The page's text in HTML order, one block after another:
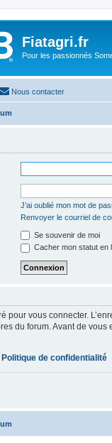
Fiatagri.fr
Pour les passionnés
Nous contacter
J’ai oublié mon mot de
Renvoyer le courriel de
Se souvenir de moi
Cacher mon statut en
pour vous connecter.
du forum. Avant de
Politique de confidentialité